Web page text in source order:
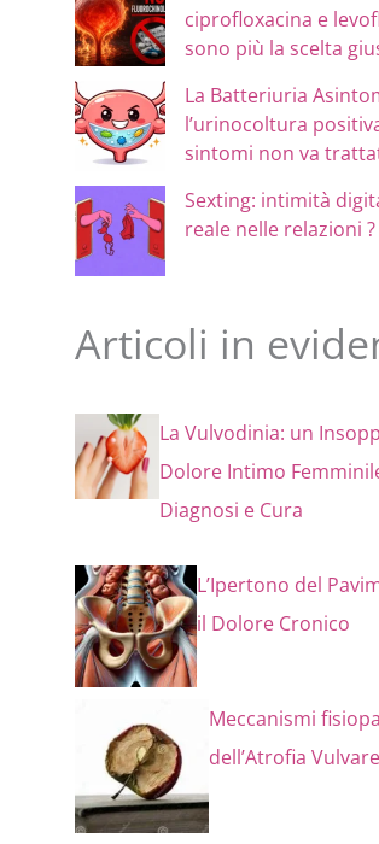
ciprofloxacina e
sono più la scelta
La Batteriuria
l’urinocoltura
sintomi non va
Sexting: intimità
reale nelle relazioni ?
Articoli in
La Vulvodinia: un
Dolore Intimo
Diagnosi e Cura
L’Ipertono del
il Dolore Cronico
Meccanismi
dell’Atrofia Vulvare